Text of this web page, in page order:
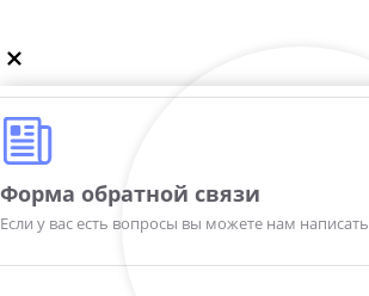
Форма обратной связи
Если у вас есть вопросы вы можете нам написать